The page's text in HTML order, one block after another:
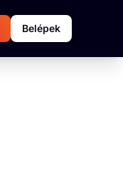
Belépek